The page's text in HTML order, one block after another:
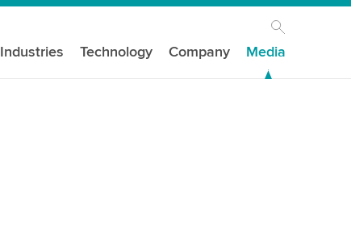
Industries Technology Company Media